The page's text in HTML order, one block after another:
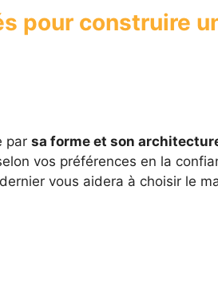
pour construire
par sa forme et son
vos préférences en la
vous aidera à choisir le